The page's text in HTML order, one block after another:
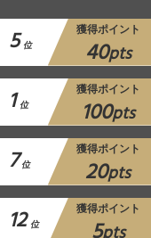
5 位
獲得ポイント
40pts
1 位
獲得ポイント
100pts
7 位
獲得ポイント
20pts
12 位
獲得ポイント